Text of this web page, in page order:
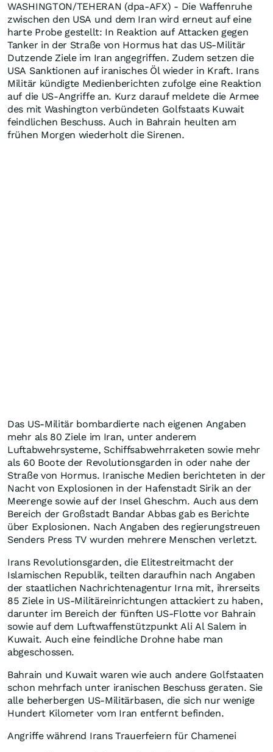
WASHINGTON/TEHERAN (dpa-AFX) - Die Waffenruhe
zwischen den USA und dem Iran wird erneut auf eine
harte Probe gestellt: In Reaktion auf Attacken gegen
Tanker in der Straße von Hormus hat das US-Militär
Dutzende Ziele im Iran angegriffen. Zudem setzen die
USA Sanktionen auf iranisches Öl wieder in Kraft. Irans
Militär kündigte Medienberichten zufolge eine Reaktion
auf die US-Angriffe an. Kurz darauf meldete die Armee
des mit Washington verbündeten Golfstaats Kuwait
feindlichen Beschuss. Auch in Bahrain heulten am
frühen Morgen wiederholt die Sirenen.
Das US-Militär bombardierte nach eigenen Angaben
mehr als 80 Ziele im Iran, unter anderem
Luftabwehrsysteme, Schiffsabwehrraketen sowie mehr
als 60 Boote der Revolutionsgarden in oder nahe der
Straße von Hormus. Iranische Medien berichteten in der
Nacht von Explosionen in der Hafenstadt Sirik an der
Meerenge sowie auf der Insel Gheschm. Auch aus dem
Bereich der Großstadt Bandar Abbas gab es Berichte
über Explosionen. Nach Angaben des regierungstreuen
Senders Press TV wurden mehrere Menschen verletzt.
Irans Revolutionsgarden, die Elitestreitmacht der
Islamischen Republik, teilten daraufhin nach Angaben
der staatlichen Nachrichtenagentur Irna mit, ihrerseits
85 Ziele in US-Militäreinrichtungen attackiert zu haben,
darunter im Bereich der fünften US-Flotte vor Bahrain
sowie auf dem Luftwaffenstützpunkt Ali Al Salem in
Kuwait. Auch eine feindliche Drohne habe man
abgeschossen.
Bahrain und Kuwait waren wie auch andere Golfstaaten
schon mehrfach unter iranischen Beschuss geraten. Sie
alle beherbergen US-Militärbasen, die sich nur wenige
Hundert Kilometer vom Iran entfernt befinden.
Angriffe während Irans Trauerfeiern für Chamenei